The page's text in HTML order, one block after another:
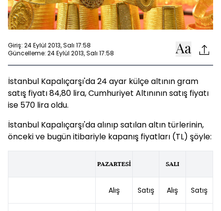
Giriş: 24 Eylül 2013, Salı 17:58
Güncelleme: 24 Eylül 2013, Salı 17:58
İstanbul Kapalıçarşı'da 24 ayar külçe altının gram
satış fiyatı 84,80 lira, Cumhuriyet Altınının satış fiyatı
ise 570 lira oldu.
İstanbul Kapalıçarşı'da alınıp satılan altın türlerinin,
önceki ve bugün itibariyle kapanış fiyatları (TL) şöyle:
PAZARTESİ SALI
Alış Satış Alış Satış